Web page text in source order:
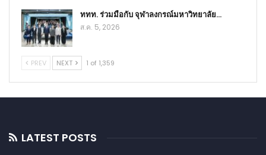
ททท. ร่วมมือกับ จุฬาลงกรณ์มหาวิทยาลัย…
ส.ค. 5, 2026
PREV NEXT 1 of 1,359
LATEST POSTS